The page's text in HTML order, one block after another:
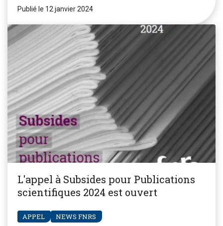
Publié le 12 janvier 2024
L'appel à Subsides pour Publications
scientifiques 2024 est ouvert
APPEL NEWS FNRS